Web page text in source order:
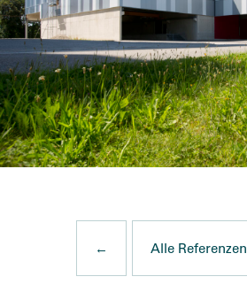
← Alle Referenzen